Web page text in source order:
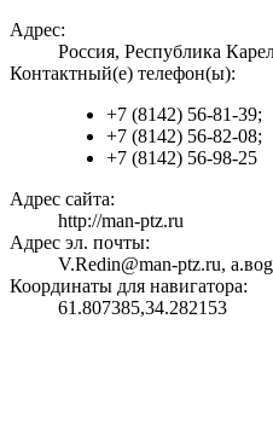
Адрес:
Россия, Республика
Контактный(е) телефон(ы):
+7 (8142) 56-81-39;
+7 (8142) 56-82-08;
+7 (8142) 56-98-25
Адрес сайта:
http://man-ptz.ru
Адрес эл. почты:
V.Redin@man-ptz.ru,
Координаты для навигатора:
61.807385,34.282153